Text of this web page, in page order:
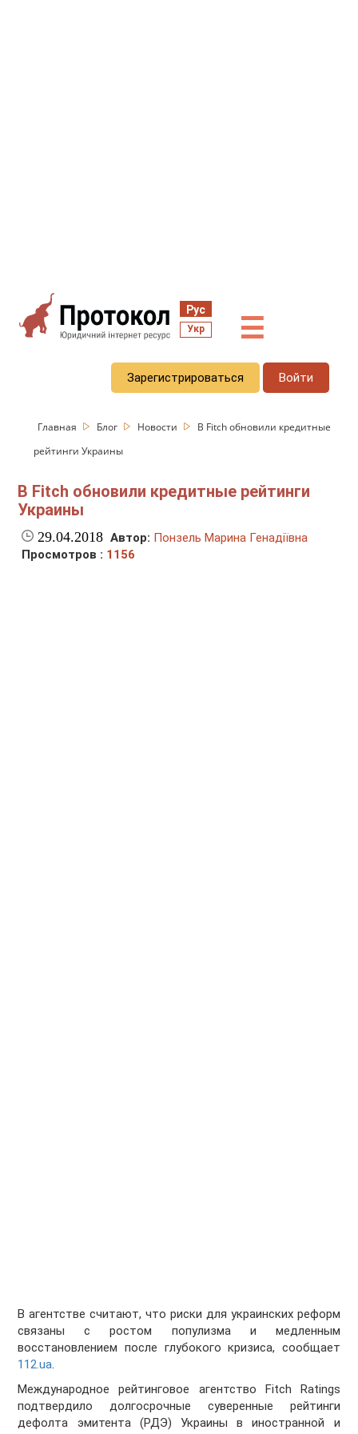
Рус
Укр ☰
Зарегистрироваться Войти
Главная Блог Новости
В Fitch обновили кредитные
рейтинги Украины
В Fitch обновили кредитные рейтинги
Украины
29.04.2018 Автор: Понзель Марина Генадіївна
Просмотров : 1156
В агентстве считают, что риски для украинских реформ
связаны с ростом популизма и медленным
восстановлением после глубокого кризиса, сообщает
112.ua.
Международное рейтинговое агентство Fitch Ratings
подтвердило долгосрочные суверенные рейтинги
дефолта эмитента (РДЭ) Украины в иностранной и